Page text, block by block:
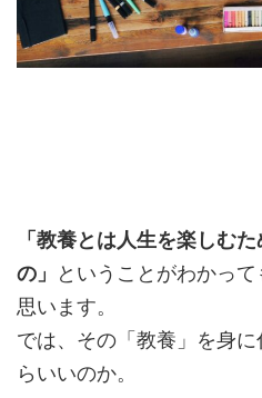
「教養とは人生を楽しむ
の」
ということがわかっ
思います。
では、その「教養」を身
らいいのか。